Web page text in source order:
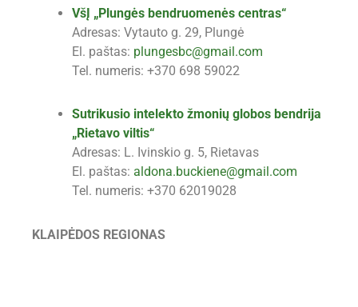
VšĮ „Plungės bendruomenės centras“
Adresas: Vytauto g. 29, Plungė
El. paštas: plungesbc@gmail.com
Tel. numeris: +370 698 59022
Sutrikusio intelekto žmonių globos bendrija
„Rietavo viltis“
Adresas: L. Ivinskio g. 5, Rietavas
El. paštas: aldona.buckiene@gmail.com
Tel. numeris: +370 62019028
KLAIPĖDOS REGIONAS